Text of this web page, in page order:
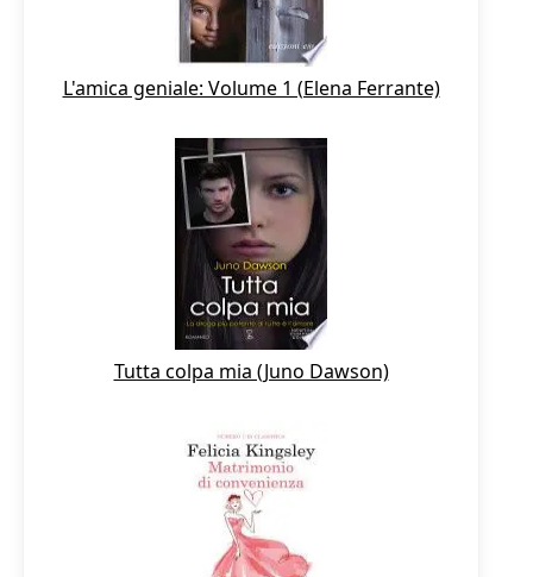
L'amica geniale: Volume 1 (Elena Ferrante)
Tutta colpa mia (Juno Dawson)